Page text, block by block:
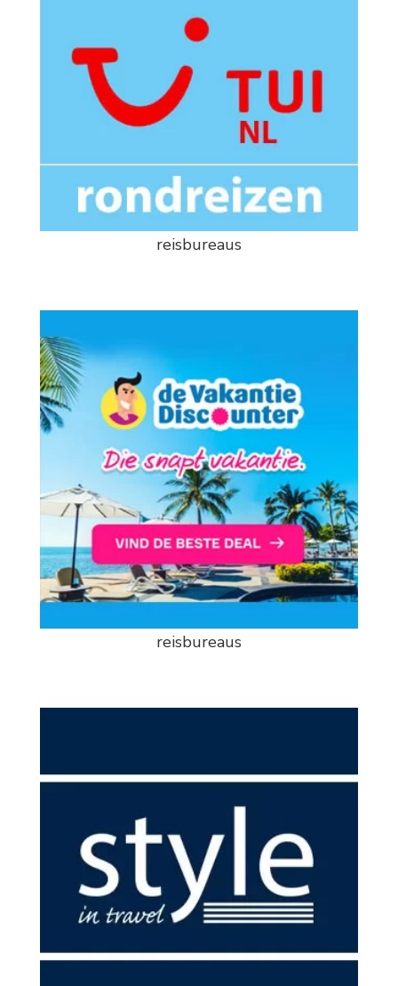
reisbureaus
reisbureaus